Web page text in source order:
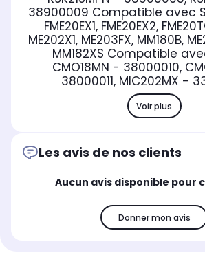
38900009 Compatible avec
FME20EX1, FME20EX2,
ME202X1, ME203FX, MM180B,
MM182XS Compatible
CMO18MN - 38000010,
38000011, MIC202MX -
Voir plus
Les avis de nos clients
Aucun avis disponible pour
Donner mon avis